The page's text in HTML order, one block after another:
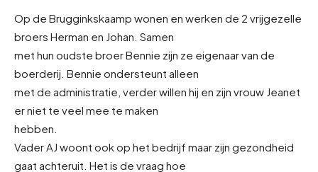
Op de Brugginkskaamp wonen en werken de 2 vrijgezelle
broers Herman en Johan. Samen
met hun oudste broer Bennie zijn ze eigenaar van de
boerderij. Bennie ondersteunt alleen
met de administratie, verder willen hij en zijn vrouw Jeanet
er niet te veel mee te maken
hebben.
Vader AJ woont ook op het bedrijf maar zijn gezondheid
gaat achteruit. Het is de vraag hoe